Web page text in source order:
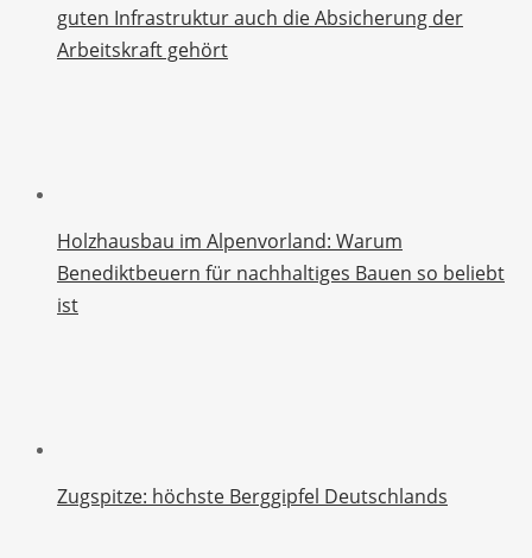
guten Infrastruktur auch die Absicherung der
Arbeitskraft gehört
Holzhausbau im Alpenvorland: Warum
Benediktbeuern für nachhaltiges Bauen so beliebt
ist
Zugspitze: höchste Berggipfel Deutschlands